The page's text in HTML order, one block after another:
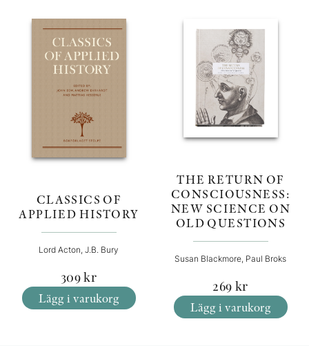
CLASSICS OF
APPLIED HISTORY
Lord Acton, J.B. Bury
309kr
Lägg i varukorg
THE RETURN OF
CONSCIOUSNESS:
NEW SCIENCE ON
OLD QUESTIONS
Susan Blackmore, Paul Broks
269 kr
Lägg i varukorg